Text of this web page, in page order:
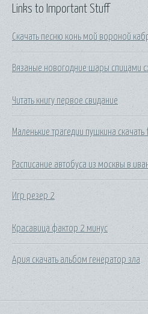
Links to Important Stuff
Скачать песню конь мой вороной
Вязаные новогодние шары спицами
Читать книгу первое свидание
Маленькие трагедии пушкина скачать
Расписание автобуса из москвы в
Игр резер 2
Красавица фактор 2 минус
Ария скачать альбом генератор зла